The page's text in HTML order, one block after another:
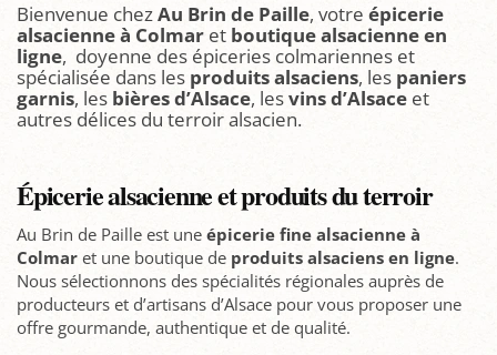
Bienvenue chezAu Brin de Paille, votre épicerie
alsacienne à Colmar et boutique alsacienne en
ligne, doyenne des épiceries colmariennes et
spécialisée dans les produits alsaciens, les paniers
garnis, les bières d’Alsace, lesvins d’Alsace et
autres délices du terroir alsacien.
Épicerie alsacienne et produits du terroir
Au Brin de Paille est une épicerie fine alsacienne à
Colmar et une boutique de produits alsaciens en ligne.
Nous sélectionnons des spécialités régionales auprès de
producteurs et d’artisans d’Alsace pour vous proposer une
offre gourmande, authentique et de qualité.